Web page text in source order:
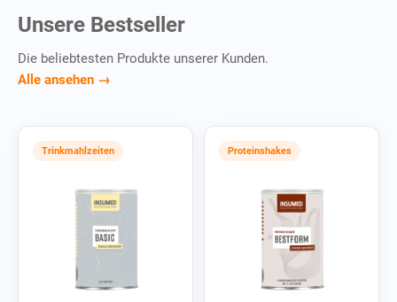
Unsere Bestseller
Die beliebtesten Produkte unserer Kunden.
Alle ansehen →
Trinkmahlzeiten Proteinshakes